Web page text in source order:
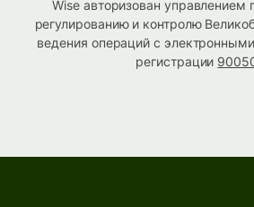
Wise авторизован управлением
регулированию и контролю
ведения операций с
регистрации